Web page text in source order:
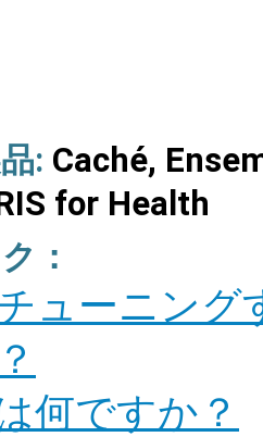
: Caché,
for Health
：
ューニング
何ですか？